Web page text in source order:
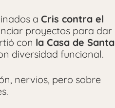
a Cris contra el
proyectos para dar
con la Casa de Santa
diversidad funcional.
nervios, pero sobre